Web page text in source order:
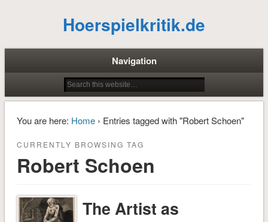
Hoerspielkritik.de
Navigation
You are here: Home› Entries tagged with "Robert Schoen"
CURRENTLY BROWSING TAG
Robert Schoen
The Artist as